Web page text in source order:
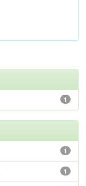
1
1
1